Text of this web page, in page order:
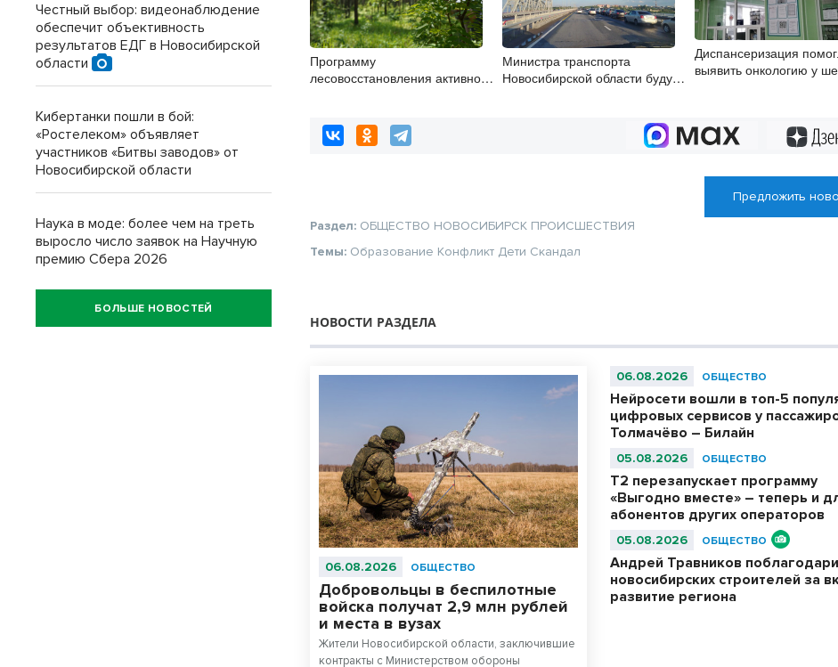
Программу
лесовосстановления активно
Министра транспорта
Новосибирской области будут
Диспансеризация
выявить онкологию у
Предложить
Раздел: ОБЩЕСТВО НОВОСИБИРСК ПРОИСШЕСТВИЯ
Темы: Образование Конфликт Дети Скандал
НОВОСТИ РАЗДЕЛА
06.08.2026 ОБЩЕСТВО
Добровольцы в беспилотные
войска получат 2,9 млн рублей
и места в вузах
Жители Новосибирской области, заключившие
контракты с Министерством обороны
06.08.2026 ОБЩЕСТВО
Нейросети вошли в топ-5
цифровых сервисов у
Толмачёво – Билайн
05.08.2026 ОБЩЕСТВО
Т2 перезапускает программу
«Выгодно вместе» – теперь и
абонентов других операторов
05.08.2026 ОБЩЕСТВО
Андрей Травников
новосибирских строителей за
развитие региона
Честный выбор: видеонаблюдение
обеспечит объективность
результатов ЕДГ в Новосибирской
области
Кибертанки пошли в бой:
«Ростелеком» объявляет
участников «Битвы заводов» от
Новосибирской области
Наука в моде: более чем на треть
выросло число заявок на Научную
премию Сбера 2026
БОЛЬШЕ НОВОСТЕЙ